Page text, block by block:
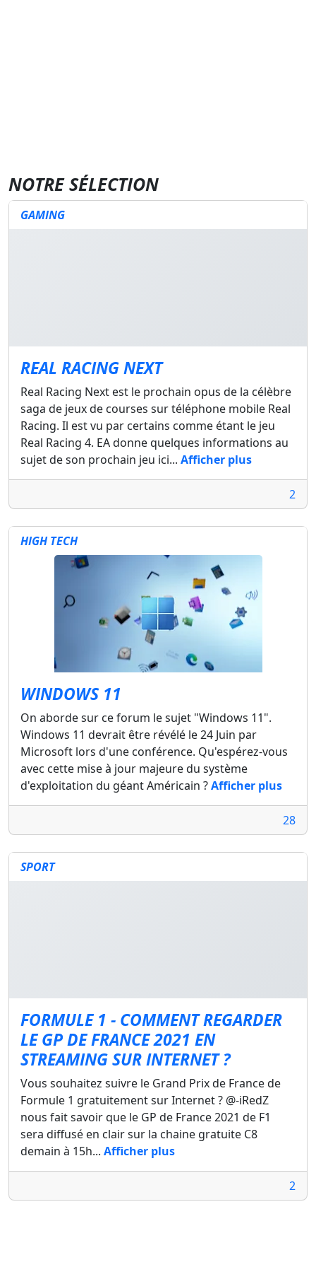
NOTRE SÉLECTION
GAMING
REAL RACING NEXT
Real Racing Next est le prochain opus de la célèbre
saga de jeux de courses sur téléphone mobile Real
Racing. Il est vu par certains comme étant le jeu
Real Racing 4. EA donne quelques informations au
sujet de son prochain jeu ici... Afficher plus
2
HIGH TECH
WINDOWS 11
On aborde sur ce forum le sujet "Windows 11".
Windows 11 devrait être révélé le 24 Juin par
Microsoft lors d'une conférence. Qu'espérez-vous
avec cette mise à jour majeure du système
d'exploitation du géant Américain ?Afficher plus
28
SPORT
FORMULE 1 - COMMENT REGARDER
LE GP DE FRANCE 2021 EN
STREAMING SUR INTERNET ?
Vous souhaitez suivre le Grand Prix de France de
Formule 1 gratuitement sur Internet ? @-iRedZ
nous fait savoir que le GP de France 2021 de F1
sera diffusé en clair sur la chaine gratuite C8
demain à 15h... Afficher plus
2